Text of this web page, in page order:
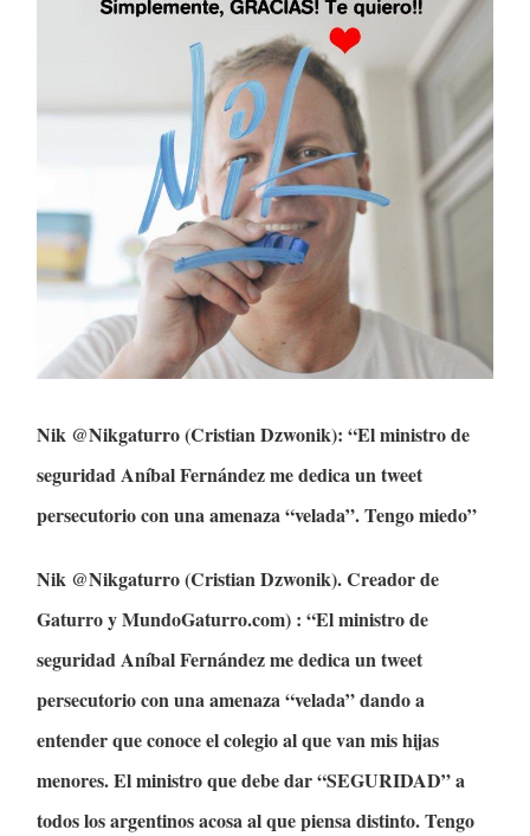
Nik @Nikgaturro (Cristian Dzwonik): “El ministro de
seguridad Aníbal Fernández me dedica un tweet
persecutorio con una amenaza “velada”. Tengo miedo”
Nik @Nikgaturro (Cristian Dzwonik). Creador de
Gaturro y MundoGaturro.com) : “El ministro de
seguridad Aníbal Fernández me dedica un tweet
persecutorio con una amenaza “velada” dando a
entender que conoce el colegio al que van mis hijas
menores. El ministro que debe dar “SEGURIDAD” a
todos los argentinos acosa al que piensa distinto. Tengo